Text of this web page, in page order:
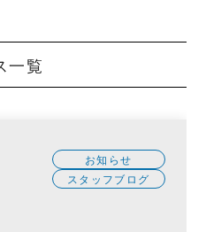
一覧
お知らせ
スタッフブログ